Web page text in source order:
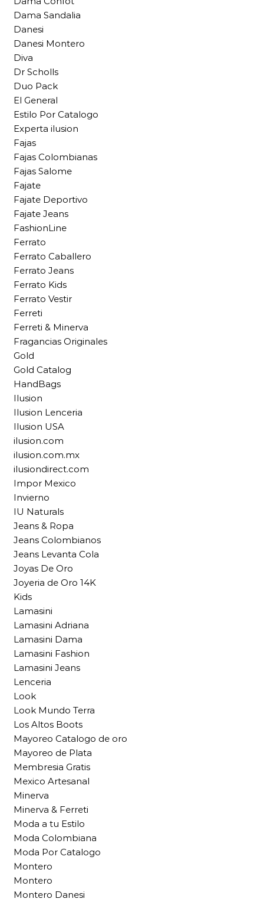
Dama Sandalia
Danesi
Danesi Montero
Diva
Dr Scholls
Duo Pack
El General
Estilo Por Catalogo
Experta ilusion
Fajas
Fajas Colombianas
Fajas Salome
Fajate
Fajate Deportivo
Fajate Jeans
FashionLine
Ferrato
Ferrato Caballero
Ferrato Jeans
Ferrato Kids
Ferrato Vestir
Ferreti
Ferreti & Minerva
Fragancias Originales
Gold
Gold Catalog
HandBags
Ilusion
Ilusion Lenceria
Ilusion USA
ilusion.com
ilusion.com.mx
ilusiondirect.com
Impor Mexico
Invierno
IU Naturals
Jeans & Ropa
Jeans Colombianos
Jeans Levanta Cola
Joyas De Oro
Joyeria de Oro 14K
Kids
Lamasini
Lamasini Adriana
Lamasini Dama
Lamasini Fashion
Lamasini Jeans
Lenceria
Look
Look Mundo Terra
Los Altos Boots
Mayoreo Catalogo de oro
Mayoreo de Plata
Membresia Gratis
Mexico Artesanal
Minerva
Minerva & Ferreti
Moda a tu Estilo
Moda Colombiana
Moda Por Catalogo
Montero
Montero
Montero Danesi